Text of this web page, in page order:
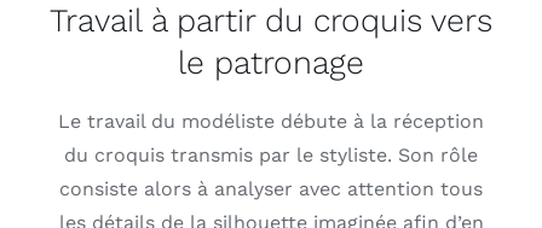
Travail à partir du croquis vers
le patronage
Le travail du modéliste débute à la réception
du croquis transmis par le styliste. Son rôle
consiste alors à analyser avec attention tous
les détails de la silhouette imaginée afin d’en